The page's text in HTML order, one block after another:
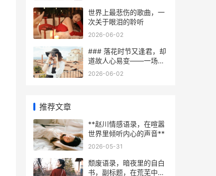
世界上最悲伤的歌曲，一
次关于眼泪的聆听
2026-06-02
### 落花时节又逢君，却
道故人心易变——一场相
逢与别离的轮回
2026-06-02
推荐文章
**赵川情感语录，在喧嚣
世界里倾听内心的声音**
2026-05-31
颓废语录，暗夜里的自白
书，副标题，在荒芜中寻